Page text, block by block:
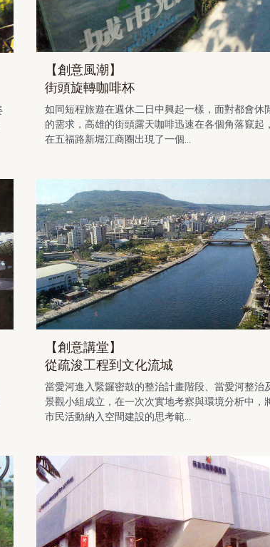
【創意風潮】
街頭旋轉咖啡杯
如同短程旅遊在週休二日中興起一樣，面對都會休
的需求，高雄的街頭露天咖啡迅速在各個角落竄起，
在五福路新堀江商圈出現了一個...
【創意講堂】
從疏浚工程到文化流城
當愛河進入緊鑼密鼓的整治計畫階段、當愛河整治
景觀小組成立，在一次次實地考察與環境分析中，
市民活動納入空間建設的思考範...